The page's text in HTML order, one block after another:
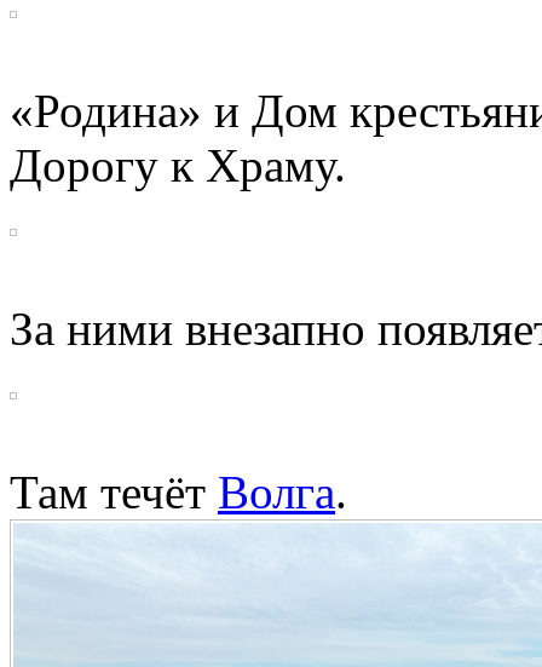
«Родина» и Дом
Дорогу к Храму.
За ними внезапно
Там течёт Волга.